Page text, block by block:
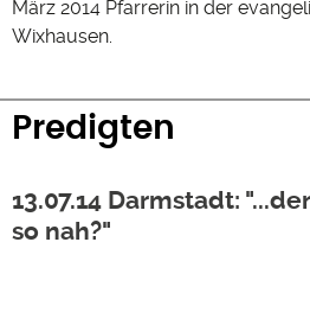
März 2014 Pfarrerin in der
Wixhausen.
Predigten
13.07.14 Darmstadt:
so nah?"